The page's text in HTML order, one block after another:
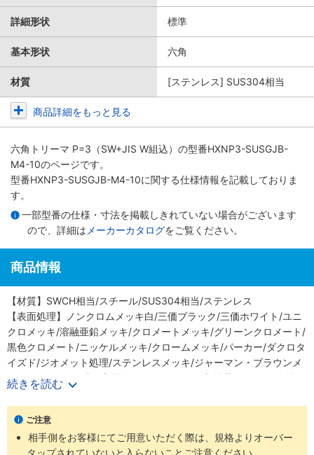
詳細形状 標準
基本形状 六角
材質 [ステンレス] SUS304相当
商品詳細をもっと見る
六角トリーマ P=3（SW+JIS W組込） の型番HXNP3-SUSGJB-
M4-10のページです。
型番HXNP3-SUSGJB-M4-10に関する仕様情報を記載しておりま
す。
一部型番の仕様・寸法を掲載しきれていない場合がございます
ので、詳細は メーカーカタログをご覧ください。
商品情報
【材質】SWCH相当/スチール/SUS304相当/ステンレス
【表面処理】ノンクロムメッキ白/三価ブラック/三価ホワイト/ユニ
クロメッキ/溶融亜鉛メッキ/クロメートメッキ/グリーンクロメート/
黒色クロメート/ニッケルメッキ/クロームメッキ/パーカー/ダクロタ
イズド/ジオメット処理/ステンレスメッキ/ジャーマン・ブラウンメ
ッキ/ラフレ/緩み止め剤塗布（アロック）/頭部塗装（黒）/黒色塗
装/焼付け防止コート/Rシルバー（ラスパートシルバー）/テンパー
カラー/テンパーカラー（濃）/その他特殊処理/なし
続きを読む
ご注意
相手側をお客様にてご用意いただく際は、規格よりオーバー
タップされていないと入らないことご注意ください。